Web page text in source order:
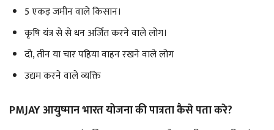
5 एकड़ जमीन वाले किसान।
कृषि यंत्र से से धन अर्जित करने वाले लोग।
दो, तीन या चार पहिया वाहन रखने वाले लोग
उद्यम करने वाले व्यक्ति
PMJAY आयुष्मान भारत योजना की पात्रता कैसे पता करे?